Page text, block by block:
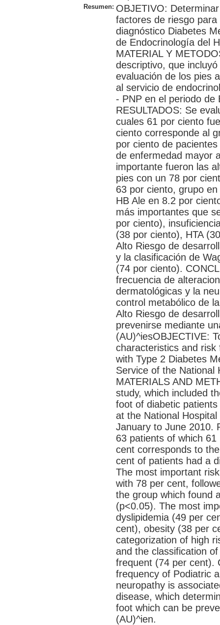
Resumen: OBJETIVO:
factores de riesgo
diagnóstico Diabetes
de Endocrinología del
MATERIAL Y
descriptivo, que
evaluación de los pies
al servicio de
- PNP en el periodo de
RESULTADOS: Se
cuales 61 por ciento
ciento corresponde al
por ciento de
de enfermedad mayor
importante fueron las
pies con un 78 por
63 por ciento, grupo
HB Ale en 8.2 por
más importantes que
por ciento),
(38 por ciento), HTA
Alto Riesgo de
y la clasificación de
(74 por ciento).
frecuencia de
dermatológicas y la
control metabólico de
Alto Riesgo de
prevenirse mediante
(AU)^iesOBJECTIVE:
characteristics and
with Type 2 Diabetes
Service of the National
MATERIALS AND
study, which included
foot of diabetic
at the National
January to June 2010.
63 patients of which
cent corresponds to
cent of patients had a
The most important
with 78 per cent,
the group which found
(p<0.05). The most
dyslipidemia (49 per
cent), obesity (38 per
categorization of high
and the classification
frequent (74 per cent).
frequency of Podiatric
neuropathy is
disease, which
foot which can be
(AU)^ien.